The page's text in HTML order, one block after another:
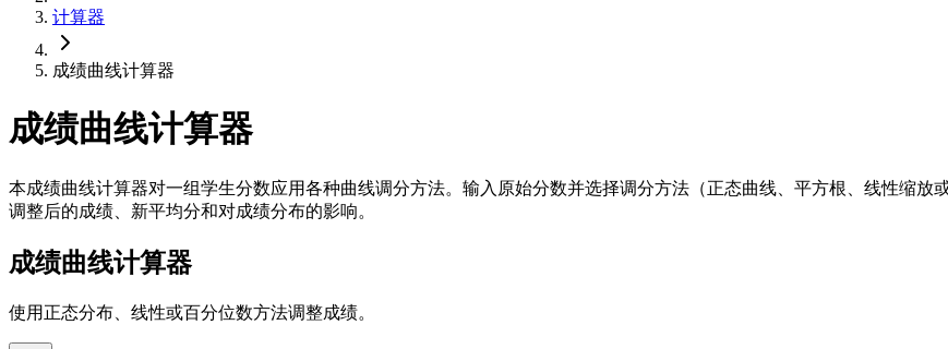
计算器
成绩曲线计算器
成绩曲线计算器
本成绩曲线计算器对一组学生分数应用各种曲线调分方法。输入原始分数并选择调分方法（正态曲线、平方根、线性缩放
调整后的成绩、新平均分和对成绩分布的影响。
成绩曲线计算器
使用正态分布、线性或百分位数方法调整成绩。